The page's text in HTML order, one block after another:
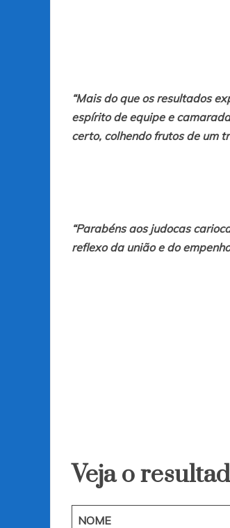
“Mais do que os resultados
espírito de equipe e
certo, colhendo frutos de um
“Parabéns aos judocas
reflexo da união e do
Veja o
NOME